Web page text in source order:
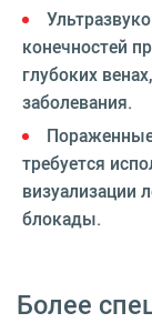
конечностей
глубоких
заболевания.
требуется
визуализации
блокады.
Более